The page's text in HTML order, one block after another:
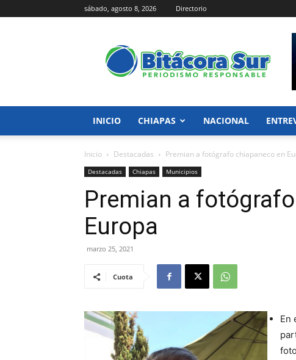
sábado, agosto 8, 2026 Directorio
Sur
INICIO CHIAPAS NACIONAL
Inicio Destacadas Premian a fotógrafo chiapaneco en
Destacadas Chiapas Municipios
Premian a
Europa
marzo 25, 2021
Cuota
En